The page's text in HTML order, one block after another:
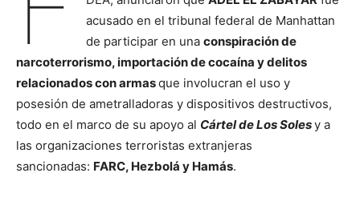
acusado en el tribunal federal de Manhattan
de participar en una conspiración de
narcoterrorismo, importación de cocaína y delitos
relacionados con armasque involucran el uso y
posesión de ametralladoras y dispositivos destructivos,
todo en el marco de su apoyo al Cártel de Los Solesy a
las organizaciones terroristas extranjeras
sancionadas: FARC, Hezbolá y Hamás.